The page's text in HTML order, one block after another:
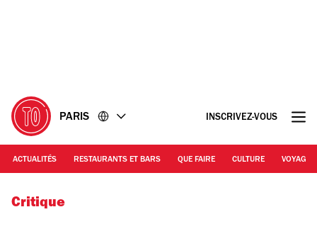
PARIS INSCRIVEZ-VOUS
ACTUALITÉS RESTAURANTS ET BARS QUE FAIRE CULTURE VOYAGE
© Time Out Paris
Critique